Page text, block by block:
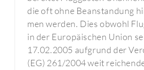
die oft ohne Beanstandung
men werden. Dies obwohl
in der Europäischen Union
17.02.2005 aufgrund der
(EG) 261/2004 weit